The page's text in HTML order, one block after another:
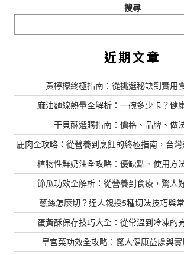
搜尋
近期文章
黃檸檬終極指南：從挑選秘訣到實用
麻油麵線熱量全解析：一碗多少卡？健
干貝酥選購指南：價格、品牌、做
鹿肉全攻略：從營養到烹飪的終極指南，台
植物性鮮奶油全攻略：優缺點、使用方
節瓜功效全解析：從營養到食療，驚人
蔥絲怎麼切？達人親授5種切法技巧與
蛋黃酥保存技巧大全：從常溫到冷凍的
皇宮菜功效全攻略：驚人健康益處與